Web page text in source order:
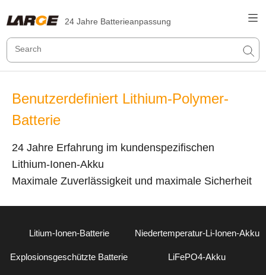
24 Jahre Batterieanpassung
Benutzerdefiniert Lithium-Polymer-
Batterie
24 Jahre Erfahrung im kundenspezifischen
Lithium-Ionen-Akku
Maximale Zuverlässigkeit und maximale Sicherheit
Litium-Ionen-Batterie Niedertemperatur-Li-Ionen-Akku
Explosionsgeschützte Batterie LiFePO4-Akku